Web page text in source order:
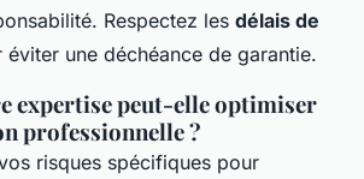
Respectez les délais de
éviter une déchéance de garantie.
expertise peut-elle optimiser
professionnelle ?
risques spécifiques pour